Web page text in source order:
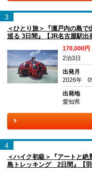
3
＜ひとり旅＞『瀬戸内の島
巡る 3日間』【JR名古屋駅出
170,000円
2泊3日
出発月
2026年
出発地
愛知県
4
＜ハイク初級＞『アートと
島トレッキング 2日間』【羽